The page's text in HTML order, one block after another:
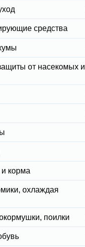
средства
от насекомых и
корма
охлаждая
поилки